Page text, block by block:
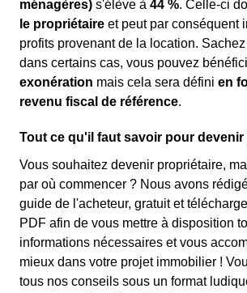
ménagères) s'élève à 44 %. Celle-ci
le propriétaire et peut par conséquent
profits provenant de la location.
dans certains cas, vous pouvez
exonération mais cela sera défini en
revenu fiscal de référence.
Tout ce qu'il faut savoir pour
Vous souhaitez devenir propriétaire,
par où commencer ? Nous avons
guide de l'acheteur, gratuit et
PDF afin de vous mettre à disposition
informations nécessaires et vous
mieux dans votre projet immobilier !
tous nos conseils sous un format